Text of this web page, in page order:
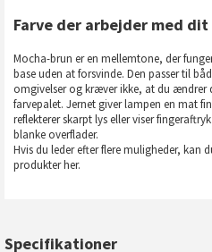
Farve der arbejder med dit
Mocha-brun er en mellemtone, der
base uden at forsvinde. Den passer til
omgivelser og kræver ikke, at du ændrer
farvepalet. Jernet giver lampen en mat
reflekterer skarpt lys eller viser
blanke overflader.
Hvis du leder efter flere muligheder, kan
produkter her.
Specifikationer